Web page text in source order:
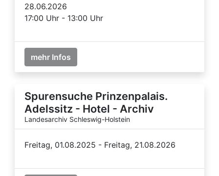
28.06.2026
17:00 Uhr - 13:00 Uhr
mehr Infos
Spurensuche Prinzenpalais.
Adelssitz - Hotel - Archiv
Landesarchiv Schleswig-Holstein
Freitag, 01.08.2025 - Freitag, 21.08.2026